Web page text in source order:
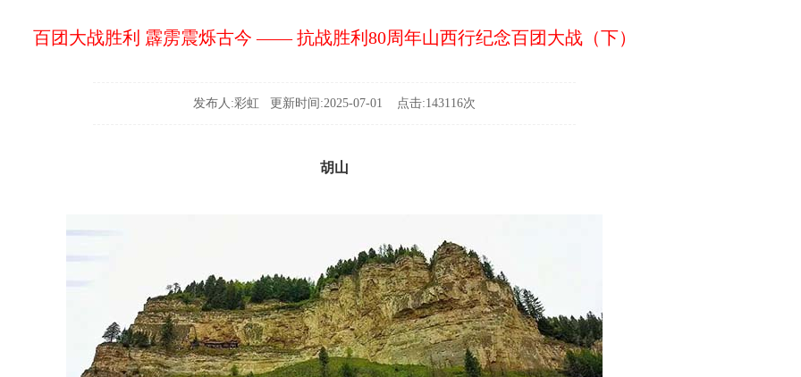
百团大战胜利 霹雳震烁古今 —— 抗战胜利80周年山西行纪念百团大战（下）
发布人:彩虹 更新时间:2025-07-01 点击:143116次
胡山